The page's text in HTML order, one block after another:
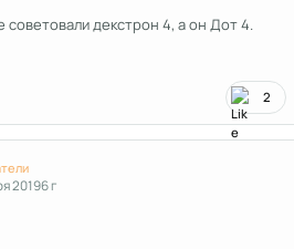
советовали декстрон 4, а он Дот 4.
2
20196 г